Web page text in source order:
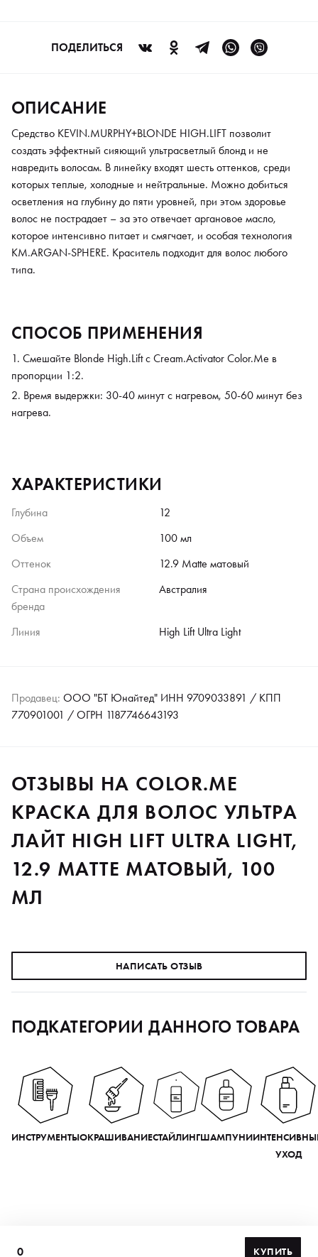
ПОДЕЛИТЬСЯ
ОПИСАНИЕ
Средство KEVIN.MURPHY+BLONDE HIGH.LIFT позволит
создать эффектный сияющий ультрасветлый блонд и не
навредить волосам. В линейку входят шесть оттенков, среди
которых теплые, холодные и нейтральные. Можно добиться
осветления на глубину до пяти уровней, при этом здоровье
волос не пострадает – за это отвечает аргановое масло,
которое интенсивно питает и смягчает, и особая технология
KM.ARGAN-SPHERE. Краситель подходит для волос любого
типа.
СПОСОБ ПРИМЕНЕНИЯ
Смешайте Blonde High.Lift с Cream.Activator Color.Me в
пропорции 1:2.
Время выдержки: 30-40 минут с нагревом, 50-60 минут без
нагрева.
ХАРАКТЕРИСТИКИ
Глубина
12
Объем
100 мл
Оттенок
12.9 Matte матовый
Страна происхождения
бренда
Австралия
Линия High Lift Ultra Light
Продавец: ООО "БТ Юнайтед" ИНН 9709033891 / КПП
770901001 / ОГРН 1187746643193
ОТЗЫВЫ НА COLOR.ME
КРАСКА ДЛЯ ВОЛОС УЛЬТРА
ЛАЙТ HIGH LIFT ULTRA LIGHT,
12.9 MATTE МАТОВЫЙ, 100
МЛ
НАПИСАТЬ ОТЗЫВ
ПОДКАТЕГОРИИ ДАННОГО ТОВАРА
ИНСТРУМЕНТЫОКРАШИВАНИЕСТАЙЛИНГШАМПУНИ
УХОД
0 КУПИТЬ